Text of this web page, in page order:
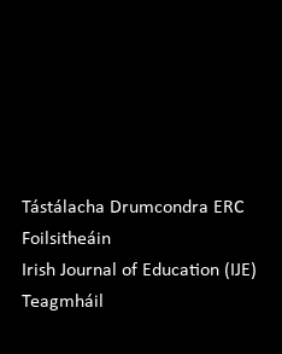
Tástálacha Drumcondra ERC
Foilsitheáin
Irish Journal of Education (IJE)
Teagmháil